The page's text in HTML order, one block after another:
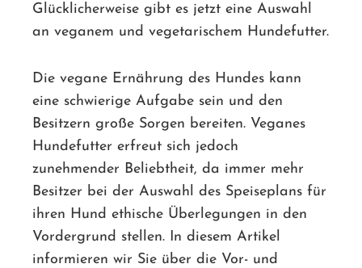
Glücklicherweise gibt es jetzt eine Auswahl
an veganem und vegetarischem Hundefutter.
Die vegane Ernährung des Hundes kann
eine schwierige Aufgabe sein und den
Besitzern große Sorgen bereiten. Veganes
Hundefutter erfreut sich jedoch
zunehmender Beliebtheit, da immer mehr
Besitzer bei der Auswahl des Speiseplans für
ihren Hund ethische Überlegungen in den
Vordergrund stellen. In diesem Artikel
informieren wir Sie über die Vor- und